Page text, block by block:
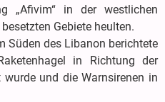
„Afivim“ in der westlichen
Gebiete heulten.
Süden des Libanon berichtete
in Richtung der
wurde und die Warnsirenen in